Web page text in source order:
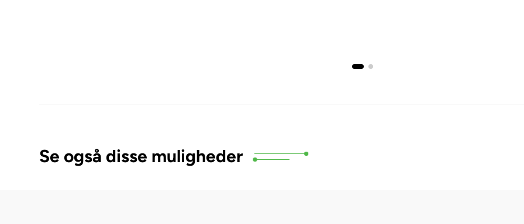
Se også disse muligheder